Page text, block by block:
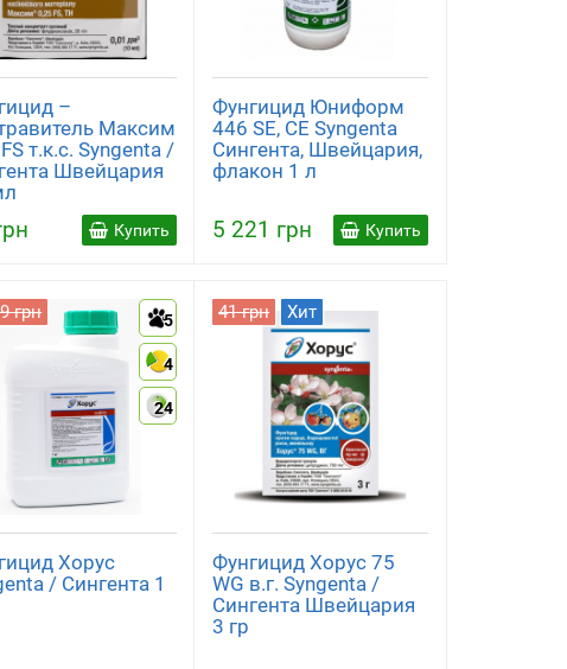
–
Максим
т.к.с. Syngenta /
Швейцария
Купить
Фунгицид Юниформ
446 SE, CE Syngenta
Сингента, Швейцария,
флакон 1 л
5 221 грн Купить
5
4
24
грн
Хорус
/ Сингента 1
41 грн Хит
Фунгицид Хорус 75
WG в.г. Syngenta /
Сингента Швейцария
3 гр